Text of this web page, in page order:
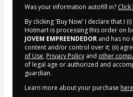
Was your information autofill in?
By clicking 'Buy Now' I declare that I
Hotmart is processing this order on
JOVEM EMPREENDEDOR and has no
content and/or control over it; (ii)
of Use, Privacy Policy and other
of legal age or authorized and
guardian.
Learn more about your purchase here